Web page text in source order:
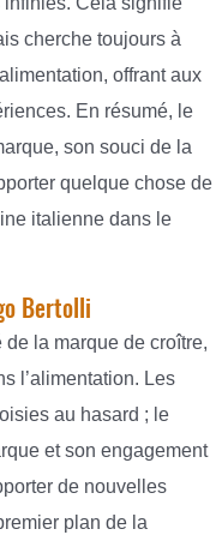
cherche toujours à
offrant aux
En résumé, le
son souci de la
quelque chose de
italienne dans le
Bertolli
la marque de croître,
l’alimentation. Les
au hasard ; le
et son engagement
de nouvelles
plan de la